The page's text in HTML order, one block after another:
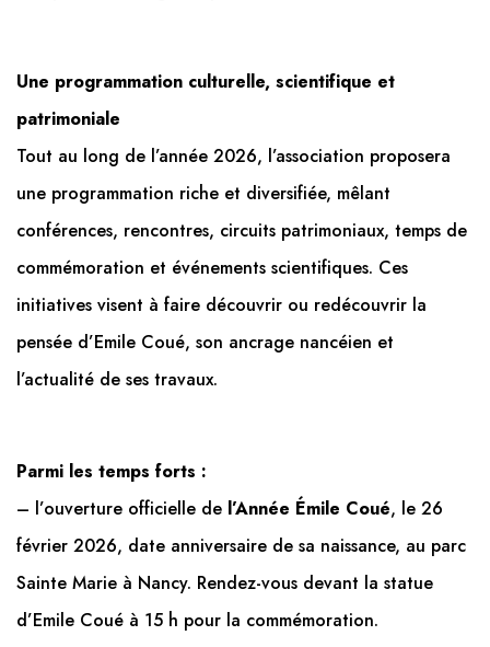
Une programmation culturelle, scientifique et
patrimoniale
Tout au long de l’année 2026, l’association proposera
une programmation riche et diversifiée, mêlant
conférences, rencontres, circuits patrimoniaux, temps de
commémoration et événements scientifiques. Ces
initiatives visent à faire découvrir ou redécouvrir la
pensée d’Emile Coué, son ancrage nancéien et
l’actualité de ses travaux.
Parmi les temps forts :
– l’ouverture officielle de l’Année Émile Coué, le 26
février 2026, date anniversaire de sa naissance, au parc
Sainte Marie à Nancy. Rendez-vous devant la statue
d’Emile Coué à 15 h pour la commémoration.